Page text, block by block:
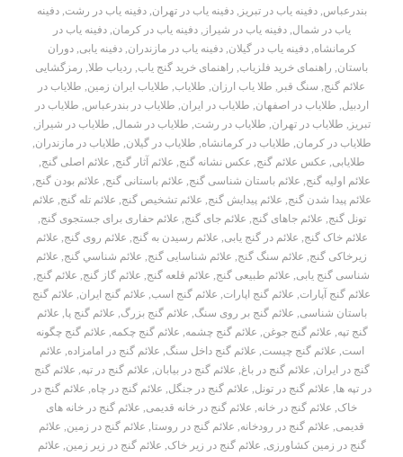
بندرعباس,دفینه یاب در تبریز ,دفینه یاب در تهران,دفینه یاب در رشت,دفینه
یاب در شمال,دفینه یاب در شیراز ,دفینه یاب در کرمان,دفینه یاب در
کرمانشاه,دفینه یاب در گیلان,دفینه یاب در مازندران,دفینه یابی,دوران
باستان, راهنمای خرید فلزیاب, راهنمای خرید گنج یاب, ردیاب طلا, رمزگشایی
علائم گنج, سنگ قبر , طلا یاب ارزان, طلایاب, طلایاب ایران زمین, طلایاب در
اردبیل, طلایاب در اصفهان, طلایاب در ایران, طلایاب در بندرعباس, طلایاب در
تبریز , طلایاب در تهران, طلایاب در رشت, طلایاب در شمال, طلایاب در شیراز ,
طلایاب در کرمان, طلایاب در کرمانشاه, طلایاب در گیلان, طلایاب در مازندران,
طلایابی, عکس علائم گنج, عکس نشانه گنج, علائم آثار گنج, علائم اصلی گنج,
علائم اولیه گنج, علائم باستان شناسی گنج, علائم باستانی گنج, علائم بودن گنج,
علائم پیدا شدن گنج, علائم پیدایش گنج, علائم تشخیص گنج, علائم تله گنج, علائم
تونل گنج, علائم جاهای گنج, علائم جای گنج, علائم حفاری برای جستجوی گنج,
علائم خاک گنج, علائم در گنج یابی, علائم رسیدن به گنج, علائم روی گنج, علائم
زیرخاکی گنج, علائم سنگ گنج, علائم شناسایی گنج, علائم شناسي گنج, علائم
شناسی گنج یابی, علائم طبیعی گنج, علائم قلعه گنج, علائم گاز گنج, علائم گنج,
علائم گنج آپارات, علائم گنج اپارات, علائم گنج اسب, علائم گنج ایران, علائم گنج
باستان شناسی, علائم گنج بر روی سنگ, علائم گنج بزرگ, علائم گنج پا, علائم
گنج تپه, علائم گنج جوغن, علائم گنج چشمه, علائم گنج چکمه, علائم گنج چگونه
است, علائم گنج چیست, علائم گنج داخل سنگ, علائم گنج در امامزاده, علائم
گنج در ایران, علائم گنج در باغ, علائم گنج در بیابان, علائم گنج در تپه, علائم گنج
در تپه ها, علائم گنج در تونل, علائم گنج در جنگل, علائم گنج در چاه, علائم گنج در
خاک, علائم گنج در خانه, علائم گنج در خانه قدیمی, علائم گنج در خانه های
قدیمی, علائم گنج در رودخانه, علائم گنج در روستا, علائم گنج در زمین, علائم
گنج در زمین کشاورزی, علائم گنج در زیر خاک, علائم گنج در زیر زمین, علائم